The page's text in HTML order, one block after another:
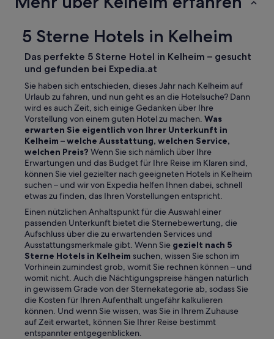
5 Sterne Hotels in Kelheim
Das perfekte 5 Sterne Hotel in Kelheim – gesucht
und gefunden bei Expedia.at
Sie haben sich entschieden, dieses Jahr nach Kelheim auf
Urlaub zu fahren, und nun geht es an die Hotelsuche? Dann
wird es auch Zeit, sich einige Gedanken über Ihre
Vorstellung von einem guten Hotel zu machen. Was
erwarten Sie eigentlich von Ihrer Unterkunft in
Kelheim – welche Ausstattung, welchen Service,
welchen Preis? Wenn Sie sich nämlich über Ihre
Erwartungen und das Budget für Ihre Reise im Klaren sind,
können Sie viel gezielter nach geeigneten Hotels in Kelheim
suchen – und wir von Expedia helfen Ihnen dabei, schnell
etwas zu finden, das Ihren Vorstellungen entspricht.
Einen nützlichen Anhaltspunkt für die Auswahl einer
passenden Unterkunft bietet die Sternebewertung, die
Aufschluss über die zu erwartenden Services und
Ausstattungsmerkmale gibt. Wenn Sie gezielt nach 5
Sterne Hotels in Kelheim suchen, wissen Sie schon im
Vorhinein zumindest grob, womit Sie rechnen können – und
womit nicht. Auch die Nächtigungspreise hängen natürlich
in gewissem Grade von der Sternekategorie ab, sodass Sie
die Kosten für Ihren Aufenthalt ungefähr kalkulieren
können. Und wenn Sie wissen, was Sie in Ihrem Zuhause
auf Zeit erwartet, können Sie Ihrer Reise bestimmt
entspannter entgegenblicken.